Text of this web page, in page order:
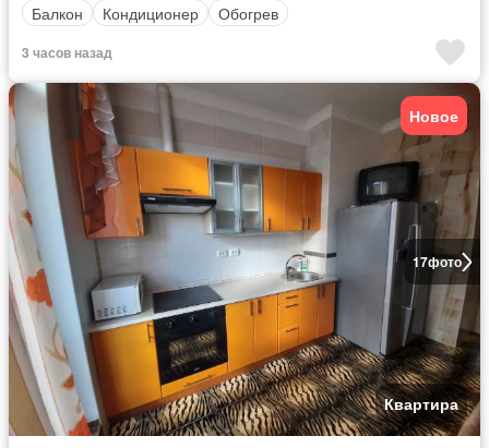
Балкон Кондиционер Обогрев
3 часов назад
17фото
Новое
Квартира